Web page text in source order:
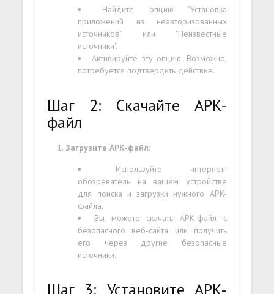
Найдите опцию "Установка
приложений из неавторизованных
источников" или "Неизвестные
источники".
Активируйте эту опцию. Возможно,
потребуется подтвердить действие.
Шаг 2: Скачайте APK-
файл
Загрузите APK-файл:
Используйте интернет-
обозреватель на вашем устройстве
для поиска и загрузки нужного APK-
файла.
Вы можете скачать APK-файл с
безопасного веб-сайта или получить
его через другие безопасные
источники.
Шаг 3: Установите APK-